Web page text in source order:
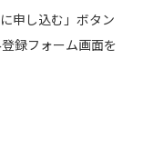
申し込む」ボタン
録フォーム画面を